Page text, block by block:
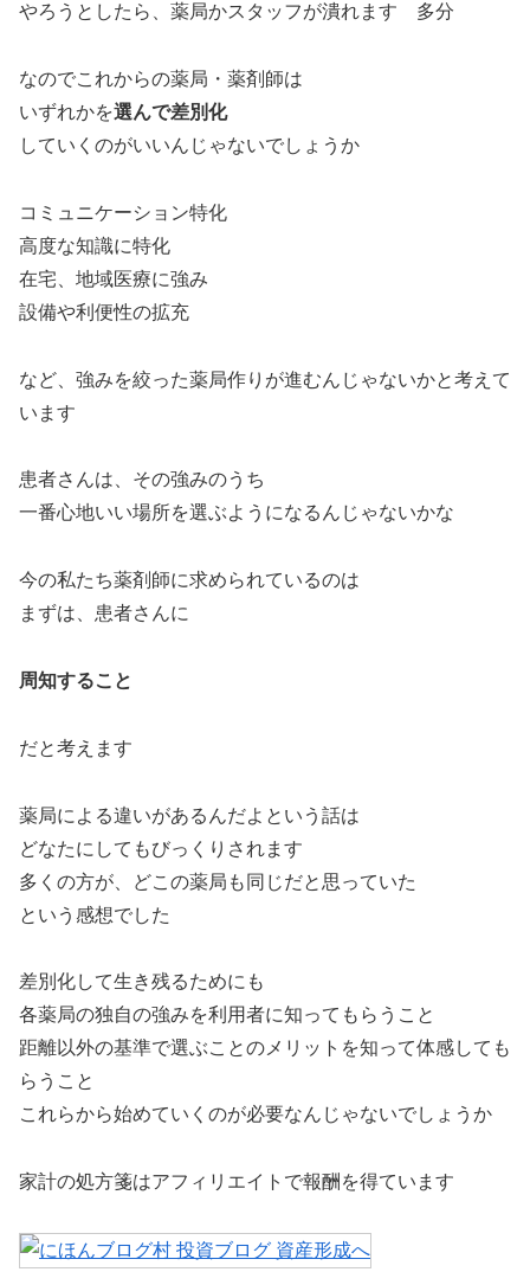
やろうとしたら、薬局かスタッフが潰れます 多分
なのでこれからの薬局・薬剤師は
いずれかを選んで差別化
していくのがいいんじゃないでしょうか
コミュニケーション特化
高度な知識に特化
在宅、地域医療に強み
設備や利便性の拡充
など、強みを絞った薬局作りが進むんじゃないかと考えて
います
患者さんは、その強みのうち
一番心地いい場所を選ぶようになるんじゃないかな
今の私たち薬剤師に求められているのは
まずは、患者さんに
周知すること
だと考えます
薬局による違いがあるんだよという話は
どなたにしてもびっくりされます
多くの方が、どこの薬局も同じだと思っていた
という感想でした
差別化して生き残るためにも
各薬局の独自の強みを利用者に知ってもらうこと
距離以外の基準で選ぶことのメリットを知って体感しても
らうこと
これらから始めていくのが必要なんじゃないでしょうか
家計の処方箋はアフィリエイトで報酬を得ています